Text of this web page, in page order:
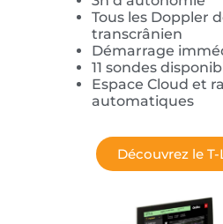
Tous les Doppler
transcrânien
Démarrage
11 sondes
Espace Cloud et
automatiques
Découvrez le